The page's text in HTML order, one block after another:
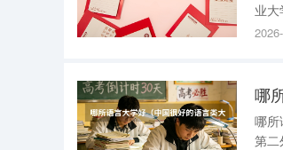
业
中山
哪
哪所
第二